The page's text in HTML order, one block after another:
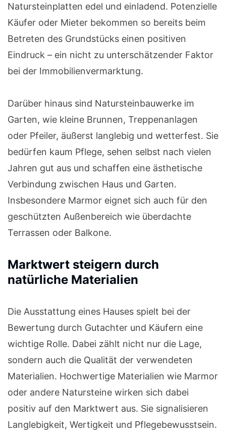
Natursteinplatten edel und einladend. Potenzielle
Käufer oder Mieter bekommen so bereits beim
Betreten des Grundstücks einen positiven
Eindruck – ein nicht zu unterschätzender Faktor
bei der Immobilienvermarktung.
Darüber hinaus sind Natursteinbauwerke im
Garten, wie kleine Brunnen, Treppenanlagen
oder Pfeiler, äußerst langlebig und wetterfest. Sie
bedürfen kaum Pflege, sehen selbst nach vielen
Jahren gut aus und schaffen eine ästhetische
Verbindung zwischen Haus und Garten.
Insbesondere Marmor eignet sich auch für den
geschützten Außenbereich wie überdachte
Terrassen oder Balkone.
Marktwert steigern durch
natürliche Materialien
Die Ausstattung eines Hauses spielt bei der
Bewertung durch Gutachter und Käufern eine
wichtige Rolle. Dabei zählt nicht nur die Lage,
sondern auch die Qualität der verwendeten
Materialien. Hochwertige Materialien wie Marmor
oder andere Natursteine wirken sich dabei
positiv auf den Marktwert aus. Sie signalisieren
Langlebigkeit, Wertigkeit und Pflegebewusstsein.